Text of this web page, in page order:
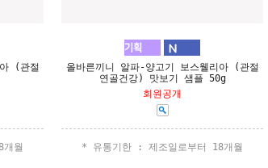
(관절
월
올바른끼니 알파-양고기 보스웰리아 (관절
연골건강) 맛보기 샘플 50g
회원공개
* 유통기한 : 제조일로부터 18개월